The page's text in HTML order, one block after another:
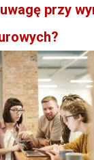
przy